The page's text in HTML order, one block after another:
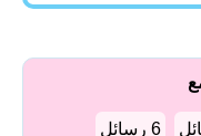
6 رسائل